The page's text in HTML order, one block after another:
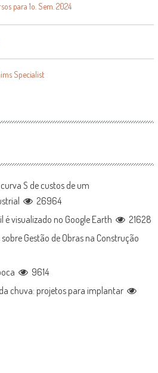
para 1o. Sem. 2024
Specialist
S de custos de um
26964
é visualizado no Google Earth
21628
Gestão de Obras na Construção
9614
chuva: projetos para implantar